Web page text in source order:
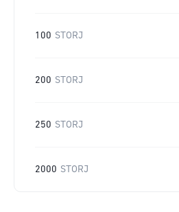
100 STORJ
200 STORJ
250 STORJ
2000 STORJ